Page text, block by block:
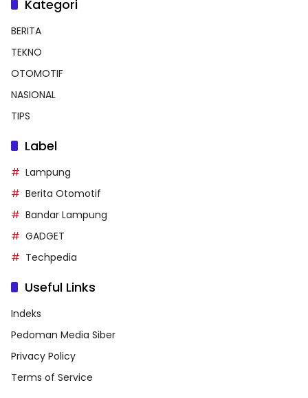
Kategori
BERITA
TEKNO
OTOMOTIF
NASIONAL
TIPS
Label
Lampung
Berita Otomotif
Bandar Lampung
GADGET
Techpedia
Useful Links
Indeks
Pedoman Media Siber
Privacy Policy
Terms of Service